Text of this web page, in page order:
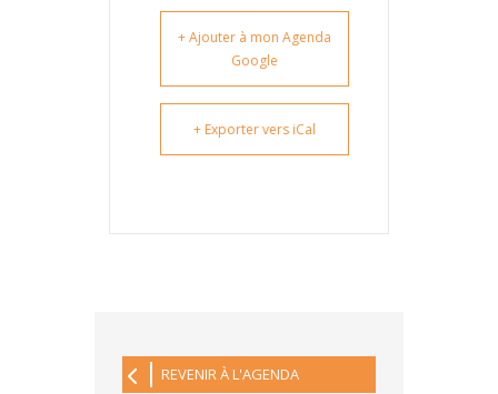
+ Ajouter à mon Agenda
Google
+ Exporter vers iCal
REVENIR À L'AGENDA